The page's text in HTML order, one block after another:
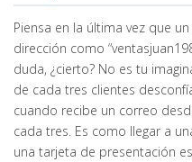
Piensa en la última vez que
dirección como
duda, ¿cierto? No es tu
de cada tres clientes
cuando recibe un correo
cada tres. Es como llegar a
una tarjeta de presentación